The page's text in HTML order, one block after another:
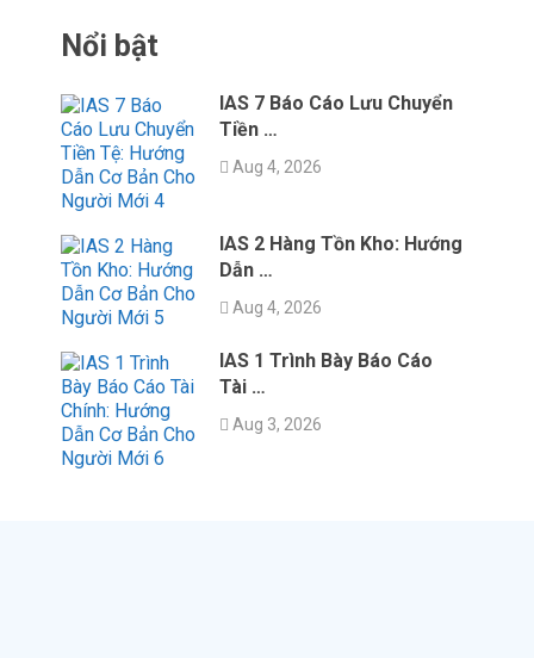
Nổi bật
IAS 7 Báo Cáo Lưu Chuyển
Tiền …
Aug 4, 2026
IAS 2 Hàng Tồn Kho: Hướng
Dẫn …
Aug 4, 2026
IAS 1 Trình Bày Báo Cáo
Tài …
Aug 3, 2026